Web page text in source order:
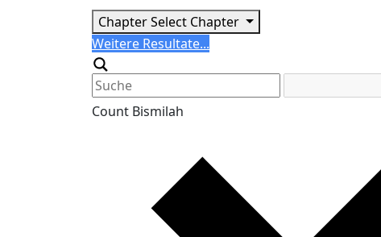
ChapterSelect Chapter
Search
Weitere Resultate...
Generic filters
Count Bismilah